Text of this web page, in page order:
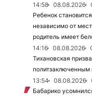
14:58
08.08.2026
Ребенок
независимо от
родитель имеет
14:16
08.08.2026
Тихановская
13:54
08.08.2026
Бабарико